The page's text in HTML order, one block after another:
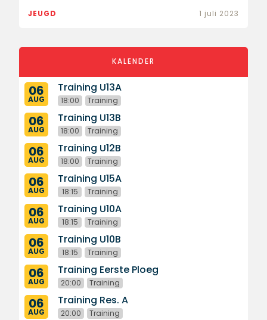
JEUGD 1 juli 2023
KALENDER
06
AUG
Training U13A
18:00 Training
06
AUG
Training U13B
18:00 Training
06
AUG
Training U12B
18:00 Training
06
AUG
Training U15A
18:15 Training
06
AUG
Training U10A
18:15 Training
06
AUG
Training U10B
18:15 Training
06
AUG
Training Eerste Ploeg
20:00 Training
06
AUG
Training Res. A
20:00 Training